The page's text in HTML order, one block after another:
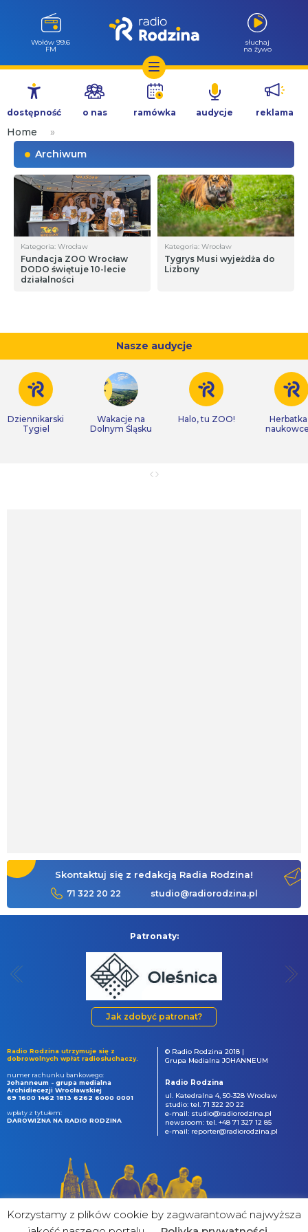
Przejdź
treści
Wołów 99.6
FM
słuchaj
na żywo
dostępność o nas ramówka audycje reklama
Home
»
Archiwum
Kategoria: Wrocław
Fundacja ZOO Wrocław
DODO świętuje 10-lecie
działalności
Kategoria: Wrocław
Tygrys Musi wyjeżdża do
Lizbony
Nasze audycje
Dziennikarski
Tygiel
Wakacje na
Dolnym Śląsku
Halo, tu ZOO!
Skontaktuj się z redakcją Radia Rodzina!
71 322 20 22 studio@radiorodzina.pl
Patronaty:
Jak zdobyć patronat?
Radio Rodzina utrzymuje się z
dobrowolnych wpłat radiosłuchaczy.
numer rachunku bankowego:
Johanneum - grupa medialna
Archidiecezji Wrocławskiej
69 1600 1462 1813 6262 6000 0001
wpłaty z tytułem:
DAROWIZNA NA RADIO RODZINA
© Radio Rodzina 2018 |
Grupa Medialna JOHANNEUM
Radio Rodzina
ul. Katedralna 4, 50-328 Wrocław
studio: tel. 71 322 20 22
e-mail: studio@radiorodzina.pl
newsroom: tel. +48 71 327 12 85
e-mail: reporter@radiorodzina.pl
Korzystamy z plików cookie by zagwarantować najwyższa